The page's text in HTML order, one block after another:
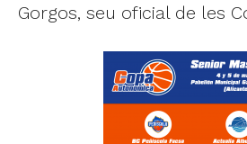
Gorgos, seu oficial de les